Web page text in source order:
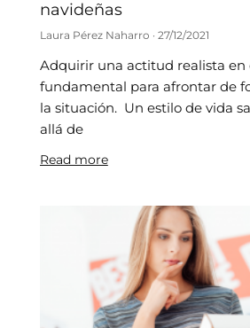
navideñas
Laura Pérez Naharro 27/12/2021
Adquirir una actitud realista en
fundamental para afrontar de
la situación. Un estilo de vida
allá de
Read more